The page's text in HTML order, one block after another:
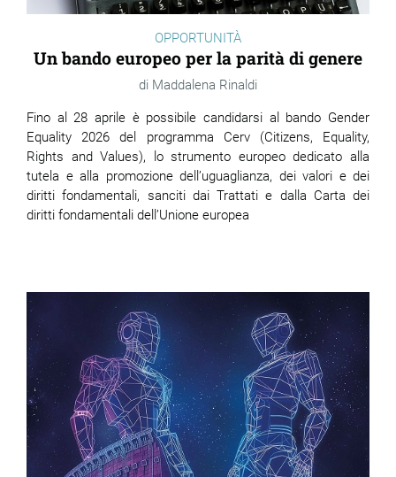
OPPORTUNITÀ
Un bando europeo per la parità di genere
Maddalena Rinaldi
Fino al 28 aprile è possibile candidarsi al bando Gender
Equality 2026 del programma Cerv (Citizens, Equality,
Rights and Values), lo strumento europeo dedicato alla
tutela e alla promozione dell’uguaglianza, dei valori e dei
diritti fondamentali, sanciti dai Trattati e dalla Carta dei
diritti fondamentali dell’Unione europea